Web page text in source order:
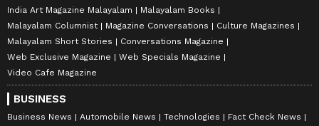
India Art Magazine Malayalam
Malayalam Books
Malayalam Columnist
Magazine Conversations
Culture Magazines
Malayalam Short Stories
Conversations Magazine
Web Exclusive Magazine
Web Specials Magazine
Video Cafe Magazine
BUSINESS
Business News Automobile News Technologies
Fact Check News